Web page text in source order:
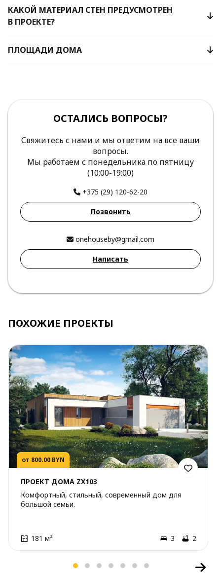
КАКОЙ МАТЕРИАЛ СТЕН ПРЕДУСМОТРЕН
В ПРОЕКТЕ?
ПЛОЩАДИ ДОМА
ОСТАЛИСЬ ВОПРОСЫ?
Свяжитесь с нами и мы ответим на все ваши
вопросы.
Мы работаем с понедельника по пятницу
(10:00-19:00)
+375 (29) 120-62-20
Позвонить
onehouseby@gmail.com
Написать
ПОХОЖИЕ ПРОЕКТЫ
от 800.00 BYN
ПРОЕКТ ДОМА ZX103
Комфортный, стильный, современный дом для
большой семьи.
181 м² 3 2